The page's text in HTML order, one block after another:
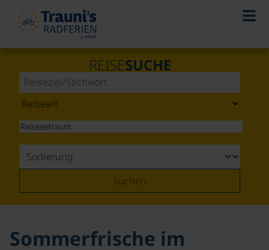
REISESUCHE
Suchen
Sommerfrische im